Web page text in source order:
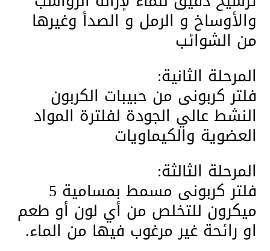
والأوساخ و الرمل و الصدأ وغيرها
من الشوائب
المرحلة الثانية:
فلتر كربونى من حبيبات الكربون
النشط عالي الجودة لفلترة المواد
العضوية والكيماويات
المرحلة الثالثة:
فلتر كربونى مسمط بمسامية 5
ميكرون للتخلص من أي لون أو طعم
او رائحة غير مرغوب فيها من الماء.